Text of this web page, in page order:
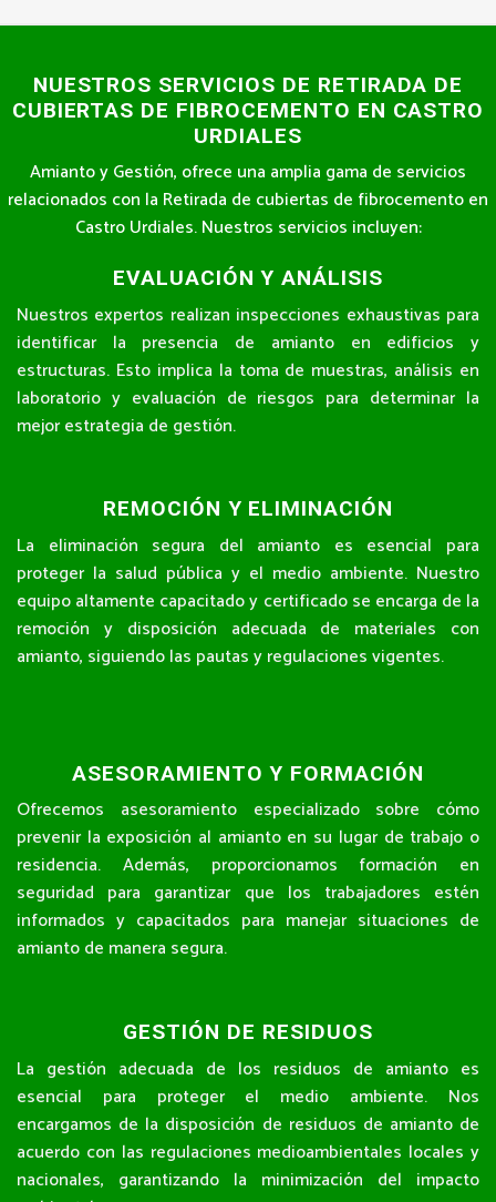
NUESTROS SERVICIOS DE RETIRADA DE
CUBIERTAS DE FIBROCEMENTO EN CASTRO
URDIALES
Amianto y Gestión, ofrece una amplia gama de servicios
relacionados con la Retirada de cubiertas de fibrocemento en
Castro Urdiales. Nuestros servicios incluyen:
EVALUACIÓN Y ANÁLISIS
Nuestros expertos realizan inspecciones exhaustivas para
identificar la presencia de amianto en edificios y
estructuras. Esto implica la toma de muestras, análisis en
laboratorio y evaluación de riesgos para determinar la
mejor estrategia de gestión.
REMOCIÓN Y ELIMINACIÓN
La eliminación segura del amianto es esencial para
proteger la salud pública y el medio ambiente. Nuestro
equipo altamente capacitado y certificado se encarga de la
remoción y disposición adecuada de materiales con
amianto, siguiendo las pautas y regulaciones vigentes.
ASESORAMIENTO Y FORMACIÓN
Ofrecemos asesoramiento especializado sobre cómo
prevenir la exposición al amianto en su lugar de trabajo o
residencia. Además, proporcionamos formación en
seguridad para garantizar que los trabajadores estén
informados y capacitados para manejar situaciones de
amianto de manera segura.
GESTIÓN DE RESIDUOS
La gestión adecuada de los residuos de amianto es
esencial para proteger el medio ambiente. Nos
encargamos de la disposición de residuos de amianto de
acuerdo con las regulaciones medioambientales locales y
nacionales, garantizando la minimización del impacto